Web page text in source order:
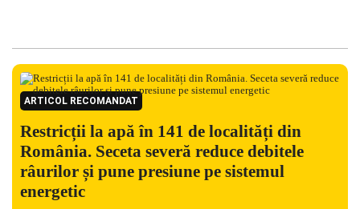
ARTICOL RECOMANDAT
Restricții la apă în 141 de localități din
România. Seceta severă reduce debitele
râurilor și pune presiune pe sistemul
energetic